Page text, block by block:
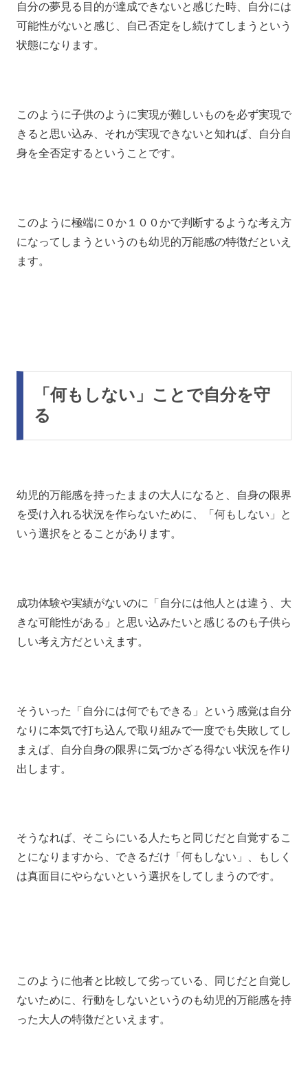
自分の夢見る目的が達成できないと感じた時、自分には
可能性がないと感じ、自己否定をし続けてしまうという
状態になります。
このように子供のように実現が難しいものを必ず実現で
きると思い込み、それが実現できないと知れば、自分自
身を全否定するということです。
このように極端に０か１００かで判断するような考え方
になってしまうというのも幼児的万能感の特徴だといえ
ます。
「何もしない」ことで自分を守
る
幼児的万能感を持ったままの大人になると、自身の限界
を受け入れる状況を作らないために、「何もしない」と
いう選択をとることがあります。
成功体験や実績がないのに「自分には他人とは違う、大
きな可能性がある」と思い込みたいと感じるのも子供ら
しい考え方だといえます。
そういった「自分には何でもできる」という感覚は自分
なりに本気で打ち込んで取り組みで一度でも失敗してし
まえば、自分自身の限界に気づかざる得ない状況を作り
出します。
そうなれば、そこらにいる人たちと同じだと自覚するこ
とになりますから、できるだけ「何もしない」、もしく
は真面目にやらないという選択をしてしまうのです。
このように他者と比較して劣っている、同じだと自覚し
ないために、行動をしないというのも幼児的万能感を持
った大人の特徴だといえます。